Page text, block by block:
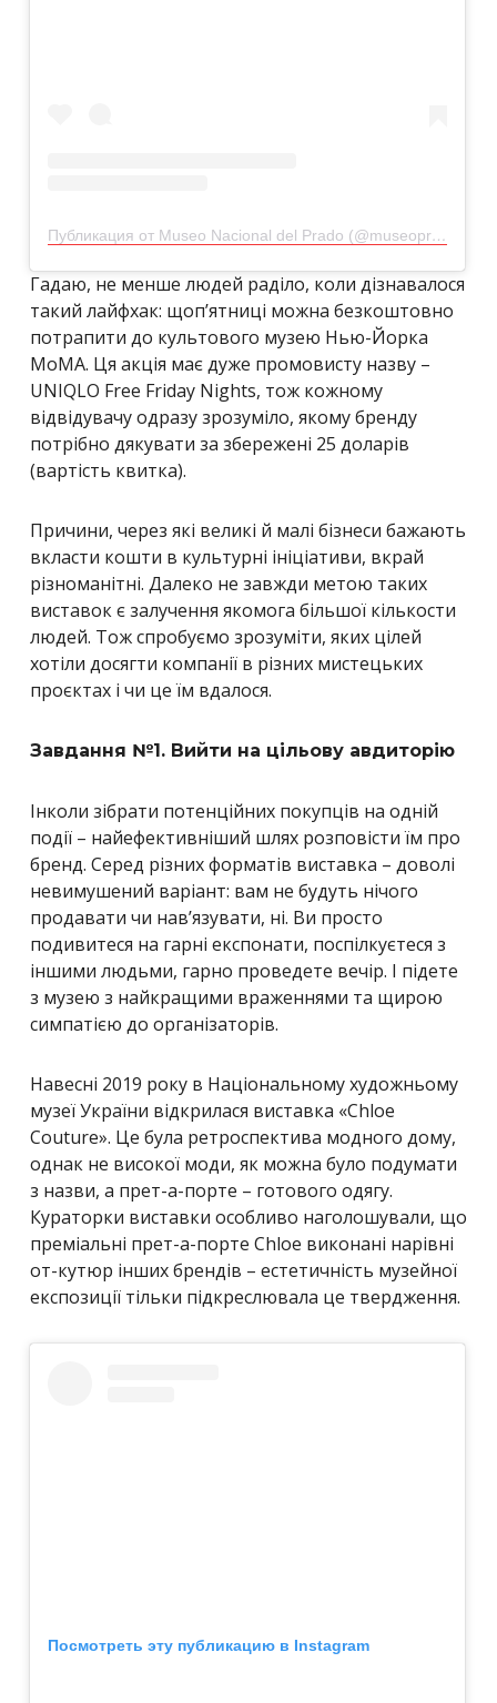
Публикация от Museo Nacional del Prado (@museoprado)
Гадаю, не менше людей раділо, коли дізнавалося
такий лайфхак: щоп’ятниці можна безкоштовно
потрапити до культового музею Нью-Йорка
MoMA. Ця акція має дуже промовисту назву –
UNIQLO Free Friday Nights, тож кожному
відвідувачу одразу зрозуміло, якому бренду
потрібно дякувати за збережені 25 доларів
(вартість квитка).
Причини, через які великі й малі бізнеси бажають
вкласти кошти в культурні ініціативи, вкрай
різноманітні. Далеко не завжди метою таких
виставок є залучення якомога більшої кількости
людей. Тож спробуємо зрозуміти, яких цілей
хотіли досягти компанії в різних мистецьких
проєктах і чи це їм вдалося.
Завдання №1. Вийти на цільову авдиторію
Інколи зібрати потенційних покупців на одній
події – найефективніший шлях розповісти їм про
бренд. Серед різних форматів виставка – доволі
невимушений варіант: вам не будуть нічого
продавати чи нав’язувати, ні. Ви просто
подивитеся на гарні експонати, поспілкуєтеся з
іншими людьми, гарно проведете вечір. І підете
з музею з найкращими враженнями та щирою
симпатією до організаторів.
Навесні 2019 року в Національному художньому
музеї України відкрилася виставка «Chloe
Couture». Це була ретроспектива модного дому,
однак не високої моди, як можна було подумати
з назви, а прет-а-порте – готового одягу.
Кураторки виставки особливо наголошували, що
преміальні прет-а-порте Chloe виконані нарівні
от-кутюр інших брендів – естетичність музейної
експозиції тільки підкреслювала це твердження.
Посмотреть эту публикацию в Instagram